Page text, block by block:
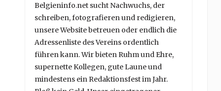
Belgieninfo.net sucht Nachwuchs, der
schreiben, fotografieren und redigieren,
unsere Website betreuen oder endlich die
Adressenliste des Vereins ordentlich
führen kann. Wir bieten Ruhm und Ehre,
supernette Kollegen, gute Laune und
mindestens ein Redaktionsfest im Jahr.